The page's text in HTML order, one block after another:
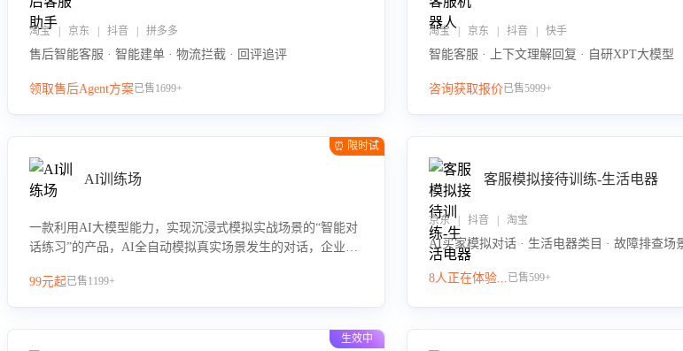
淘宝 | 京东 | 抖音 | 拼多多
售后智能客服 · 智能建单 · 物流拦截 · 回评追评
领取售后Agent方案已售1699+
淘宝 | 京东 | 抖音 | 快手
智能客服 · 上下文理解回复 · 自研XPT大模型
咨询获取报价已售5999+
⏰ 限时试
AI训练场
一款利用AI大模型能力，实现沉浸式模拟实战场景的“智能对
话练习”的产品，AI全自动模拟真实场景发生的对话，企业可
力。
99元起已售1199+
客服模拟接待训练-生活电器
京东 | 抖音 | 淘宝
AI买家模拟对话 · 生活电器类目 · 故障排查场
8人正在体验...已售599+
生效中